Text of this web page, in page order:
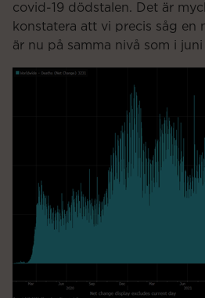
covid-19 dödstalen. Det är
konstatera att vi precis såg en
är nu på samma nivå som i